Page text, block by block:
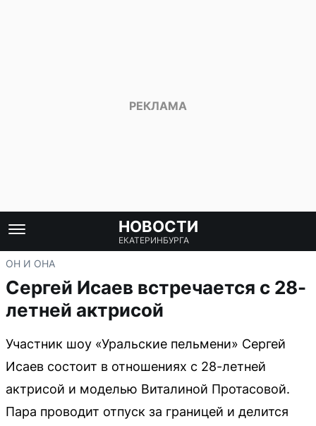
НОВОСТИ
ЕКАТЕРИНБУРГА
ОН И ОНА
Сергей Исаев встречается с 28-
летней актрисой
Участник шоу «Уральские пельмени» Сергей
Исаев состоит в отношениях с 28-летней
актрисой и моделью Виталиной Протасовой.
Пара проводит отпуск за границей и делится